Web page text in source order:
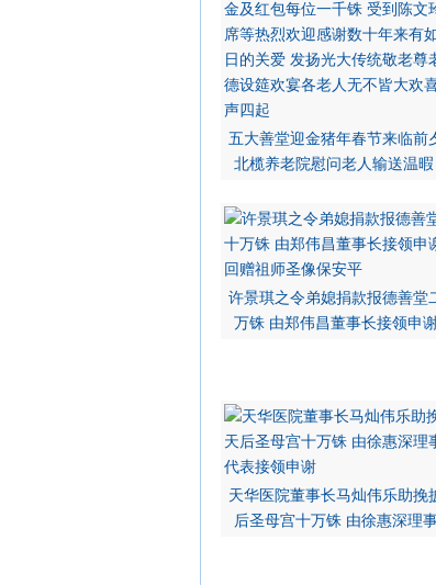
五大善堂迎金猪年春节来临前
北榄养老院慰问老人输送温暇
许景琪之令弟媳捐款报德善堂
万铢 由郑伟昌董事长接领申
天华医院董事长马灿伟乐助挽
后圣母宫十万铢 由徐惠深理